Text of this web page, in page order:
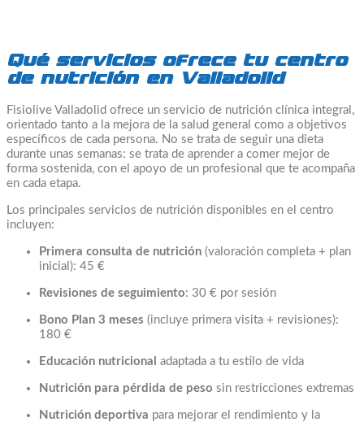
Qué servicios ofrece tu centro
de nutrición en Valladolid
Fisiolive Valladolid ofrece un servicio de nutrición clínica integral,
orientado tanto a la mejora de la salud general como a objetivos
específicos de cada persona. No se trata de seguir una dieta
durante unas semanas: se trata de aprender a comer mejor de
forma sostenida, con el apoyo de un profesional que te acompaña
en cada etapa.
Los principales servicios de nutrición disponibles en el centro
incluyen:
Primera consulta de nutrición (valoración completa + plan
inicial): 45 €
Revisiones de seguimiento: 30 € por sesión
Bono Plan 3 meses (incluye primera visita + revisiones):
180 €
Educación nutricional adaptada a tu estilo de vida
Nutrición para pérdida de peso sin restricciones extremas
Nutrición deportiva para mejorar el rendimiento y la